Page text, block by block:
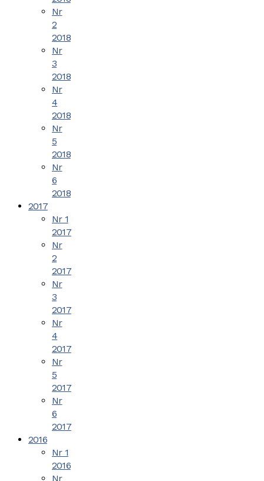
Nr
2
2018
Nr
3
2018
Nr
4
2018
Nr
5
2018
Nr
6
2018
2017
Nr 1
2017
Nr
2
2017
Nr
3
2017
Nr
4
2017
Nr
5
2017
Nr
6
2017
2016
Nr 1
2016
Nr